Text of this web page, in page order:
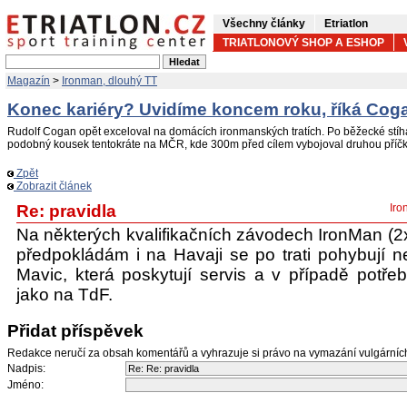
Všechny články
Etriatlon
TRIATLONOVÝ SHOP A ESHOP
Magazín > Ironman, dlouhý TT
Konec kariéry? Uvidíme koncem roku, říká
Rudolf Cogan opět exceloval na domácích ironmanských tratích. Po běžecké
podobný kousek tentokráte na MČR, kde 300m před cílem vybojoval druhou
Zpět
Zobrazit článek
Re: pravidla
Na některých kvalifikačních závodech IronMan
předpokládám i na Havaji se po trati pohybují
Mavic, která poskytují servis a v případě
jako na TdF.
Přidat příspěvek
Redakce neručí za obsah komentářů a vyhrazuje si právo na vymazání
Nadpis:
Jméno: